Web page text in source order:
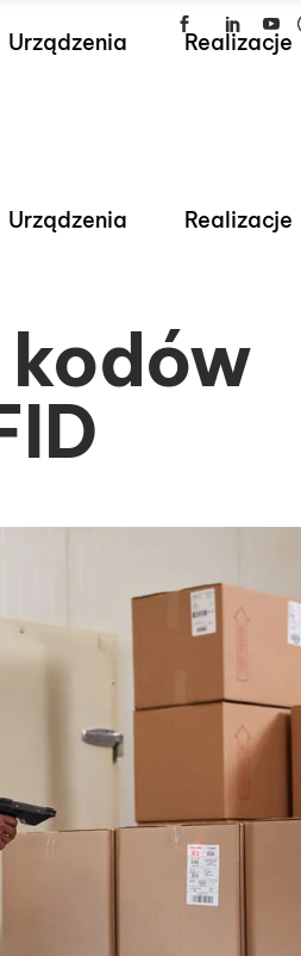
Urządzenia Realizacje
Urządzenia Realizacje
kodów